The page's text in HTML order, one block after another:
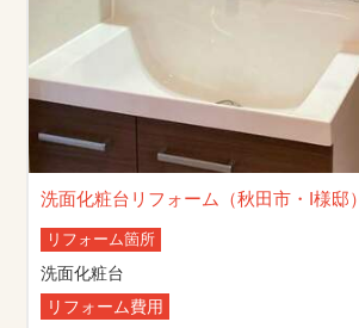
洗面化粧台リフォーム（秋田市・I様邸）
リフォーム箇所
洗面化粧台
リフォーム費用